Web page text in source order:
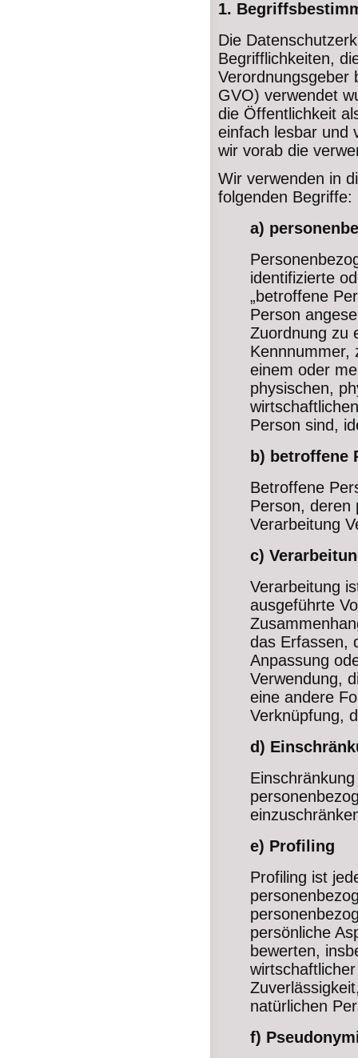
1.
Die
Begrifflichkeiten,
Verordnungsgeber
GVO) verwendet
die Öffentlichkeit
einfach lesbar und
wir vorab die
Wir verwenden in
folgenden Begriffe:
a)
identifizierte
„betroffene
Person
Zuordnung zu
Kennnummer,
einem oder
physischen,
Person sind,
b) betroffene
Betroffene
Person, deren
Verarbeitung
c)
Verarbeitung
ausgeführte
das Erfassen,
Anpassung
Verwendung,
eine andere
Verknüpfung,
d)
e) Profiling
Profiling ist
persönliche
bewerten,
natürlichen
f)